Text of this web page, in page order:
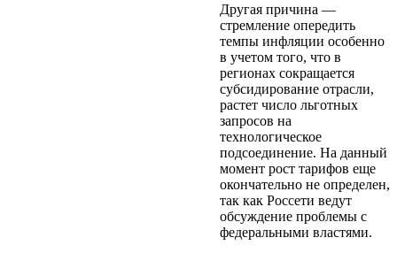
Другая причина —
стремление опередить
темпы инфляции особенно
в учетом того, что в
регионах сокращается
субсидирование отрасли,
растет число льготных
запросов на
технологическое
подсоединение. На данный
момент рост тарифов еще
окончательно не определен,
так как Россети ведут
обсуждение проблемы с
федеральными властями.